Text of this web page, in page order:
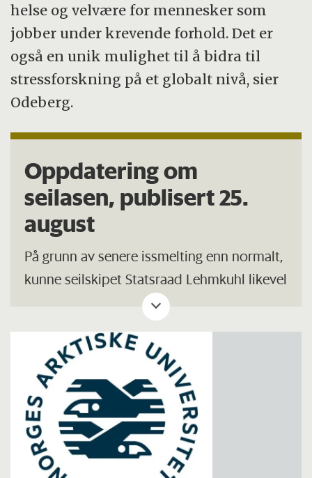
helse og velvære for mennesker som
jobber under krevende forhold. Det er
også en unik mulighet til å bidra til
stressforskning på et globalt nivå, sier
Odeberg.
Oppdatering om
seilasen, publisert 25.
august
På grunn av senere issmelting enn normalt,
kunne seilskipet Statsraad Lehmkuhl likevel
ikke seile gjennom Nordvestpassasjen,
som planlagt. Studentene og forskerne
som var om bord fikk gå av i St. Johns i
Canada, og ble flydd hjem.
Les mer om dette på UiT sine sider.
Forsker Odeberg melder at studien ble
gjennomført uten endringer i